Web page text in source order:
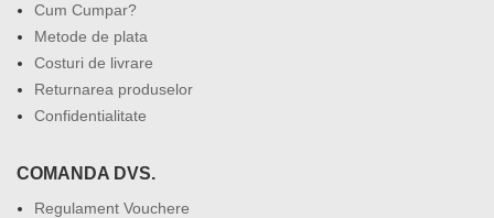
Cum Cumpar?
Metode de plata
Costuri de livrare
Returnarea produselor
Confidentialitate
COMANDA DVS.
Regulament Vouchere